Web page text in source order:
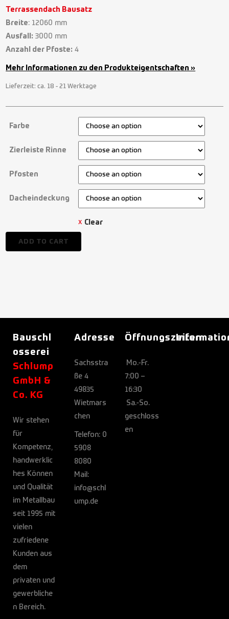
Terrassendach Bausatz
Breite: 12060 mm
Ausfall: 3000 mm
Anzahl der Pfoste: 4
Mehr Informationen zu den Produkteigentschaften »
Lieferzeit:ca. 18 - 21 Werktage
Farbe
Zierleiste Rinne
Pfosten
Dacheindeckung
Clear
ADD TO CART
Bauschl
osserei
Schlump
GmbH &
Co. KG
Wir stehen
für
Kompetenz,
handwerklic
hes Können
und Qualität
im Metallbau
seit 1995 mit
vielen
zufriedene
Kunden aus
dem
privaten und
gewerbliche
n Bereich.
Adresse
Sachsstra
ße 4
49835
Wietmars
chen
Telefon: 0
5908
8080
Mail:
info@schl
ump.de
Öffnungszeiten
Mo.-Fr.
7:00 –
16:30
Sa.-So.
geschloss
en